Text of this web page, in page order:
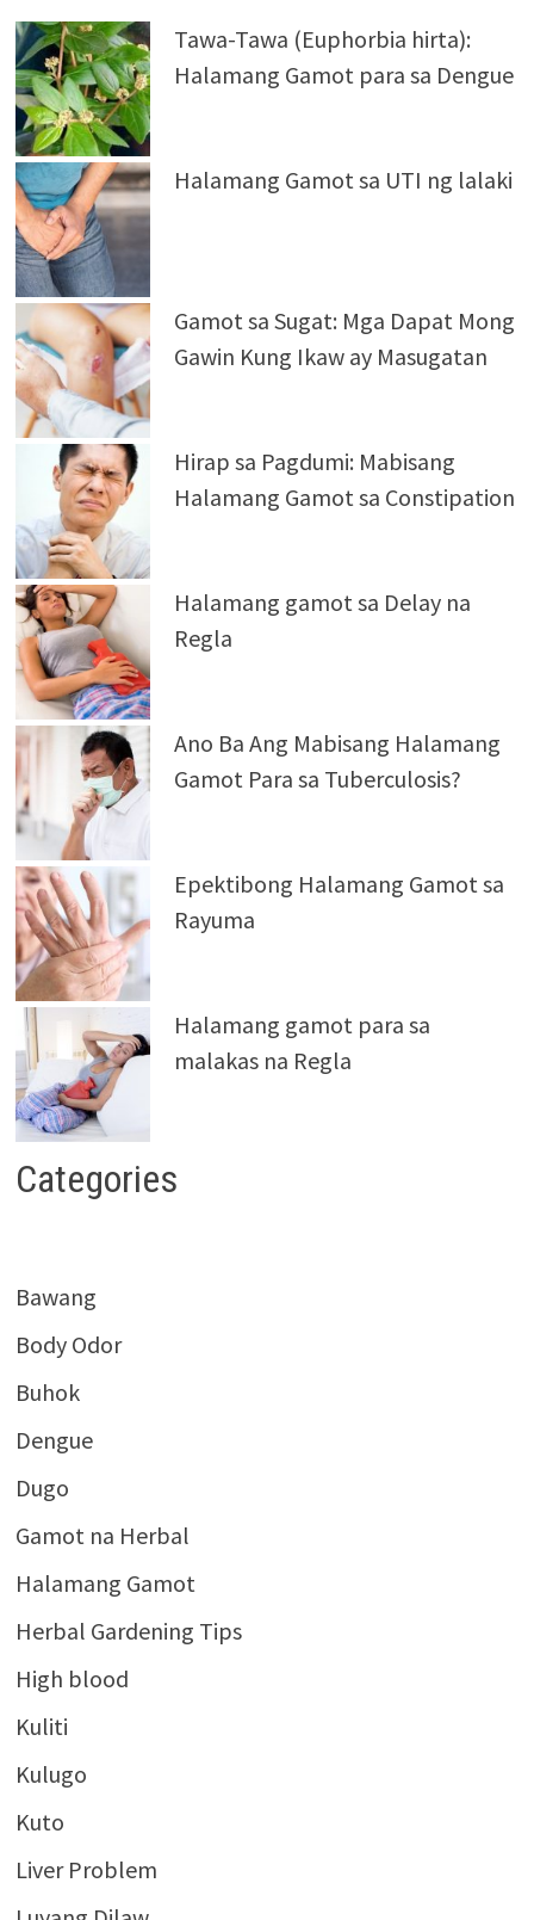
Tawa-Tawa (Euphorbia hirta):
Halamang Gamot para sa Dengue
Halamang Gamot sa UTI ng lalaki
Gamot sa Sugat: Mga Dapat Mong
Gawin Kung Ikaw ay Masugatan
Hirap sa Pagdumi: Mabisang
Halamang Gamot sa Constipation
Halamang gamot sa Delay na
Regla
Ano Ba Ang Mabisang Halamang
Gamot Para sa Tuberculosis?
Epektibong Halamang Gamot sa
Rayuma
Halamang gamot para sa
malakas na Regla
Categories
Bawang
Body Odor
Buhok
Dengue
Dugo
Gamot na Herbal
Halamang Gamot
Herbal Gardening Tips
High blood
Kuliti
Kulugo
Kuto
Liver Problem